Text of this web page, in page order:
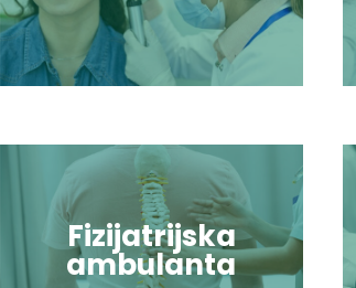
Fizijatrijska
ambulanta